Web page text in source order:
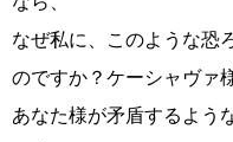
なぜ私に、このような恐
のですか？ケーシャヴァ
あなた様が矛盾するよう